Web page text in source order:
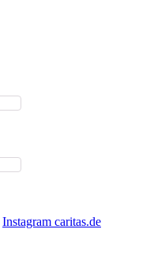
Instagram caritas.de